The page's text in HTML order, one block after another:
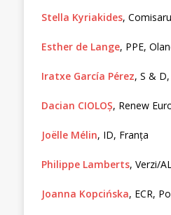
Stella Kyriakides,
Esther de Lange, PPE,
Iratxe García Pérez, S &
Dacian CIOLOȘ, Renew
Joëlle Mélin, ID, Franța
Philippe Lamberts, Verzi/
Joanna Kopcińska, ECR,